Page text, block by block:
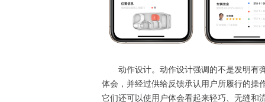
动作设计。动作设计强调的不是发明有弹
体会，并经过供给反馈承认用户所履行的操
它们还可以使用户体会看起来轻巧、无缝和流